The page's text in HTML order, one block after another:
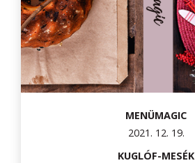
MENÜMAGIC
2021. 12. 19.
KUGLÓF-MESÉK